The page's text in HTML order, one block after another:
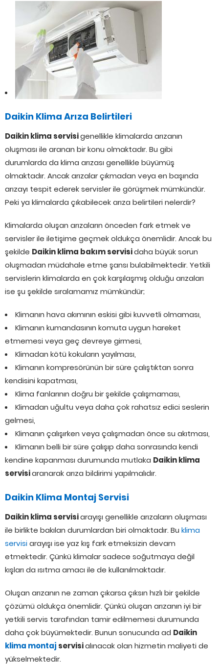
Daikin Klima Arıza Belirtileri
Daikin klima servisigenellikle klimalarda arızanın
oluşması ile aranan bir konu olmaktadır. Bu gibi
durumlarda da klima arızası genellikle büyümüş
olmaktadır. Ancak arızalar çıkmadan veya en başında
arızayı tespit ederek servisler ile görüşmek mümkündür.
Peki ya klimalarda çıkabilecek arıza belirtileri nelerdir?
Klimalarda oluşan arızaların önceden fark etmek ve
servisler ile iletişime geçmek oldukça önemlidir. Ancak bu
şekilde Daikin klima bakım servisidaha büyük sorun
oluşmadan müdahale etme şansı bulabilmektedir. Yetkili
servislerin klimalarda en çok karşılaşmış olduğu arızaları
ise şu şekilde sıralamamız mümkündür;
Klimanın hava akımının eskisi gibi kuvvetli olmaması,
Klimanın kumandasının komuta uygun hareket
etmemesi veya geç devreye girmesi,
Klimadan kötü kokuların yayılması,
Klimanın kompresörünün bir süre çalıştıktan sonra
kendisini kapatması,
Klima fanlarının doğru bir şekilde çalışmaması,
Klimadan uğultu veya daha çok rahatsız edici seslerin
gelmesi,
Klimanın çalışırken veya çalışmadan önce su akıtması,
Klimanın belli bir süre çalışıp daha sonrasında kendi
kendine kapanması durumunda mutlaka Daikin klima
servisiaranarak arıza bildirimi yapılmalıdır.
Daikin Klima Montaj Servisi
Daikin klima servisiarayışı genellikle arızaların oluşması
ile birlikte bakılan durumlardan biri olmaktadır. Bu klima
servisiarayışı ise yaz kış fark etmeksizin devam
etmektedir. Çünkü klimalar sadece soğutmaya değil
kışları da ısıtma amacı ile de kullanılmaktadır.
Oluşan arızanın ne zaman çıkarsa çıksın hızlı bir şekilde
çözümü oldukça önemlidir. Çünkü oluşan arızanın iyi bir
yetkili servis tarafından tamir edilmemesi durumunda
daha çok büyümektedir. Bunun sonucunda ad Daikin
klima montaj servisialınacak olan hizmetin maliyeti de
yükselmektedir.